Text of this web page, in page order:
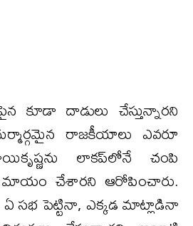
కూడా దాడులు చేస్తున్నార‌ని
రాజ‌కీయాలు ఎవ‌రూ
లాకప్‌లోనే చంపి
మాయం చేశార‌ని ఆరోపించారు.
ఏ స‌భ పెట్టినా, ఎక్క‌డ మాట్లాడినా